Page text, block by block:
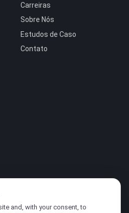
Carreiras
Sobre Nós
Estudos de Caso
Contato
and, with your consent, to